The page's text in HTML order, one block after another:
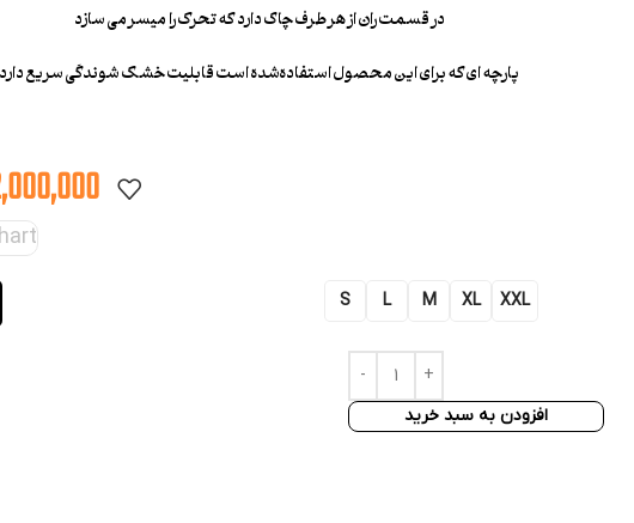
در قسمت ران از هر طرف چاک دارد که تحرک را میسر می سازد
پارچه ای که برای این محصول استفاده‌شده است قابلیت خشک شوندگی سریع دارد
S L M XL XXL
افزودن به سبد خرید